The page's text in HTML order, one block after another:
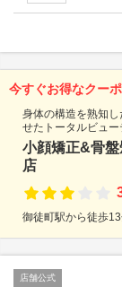
今すぐお得なクー
身体の構造を熟知し
せたトータルビュー
小顔矯正&骨
店
御徒町駅から徒歩
店舗公式